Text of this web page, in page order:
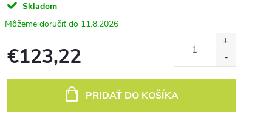
Skladom
11.8.2026
€123,22
PRIDAŤ DO KOŠÍKA